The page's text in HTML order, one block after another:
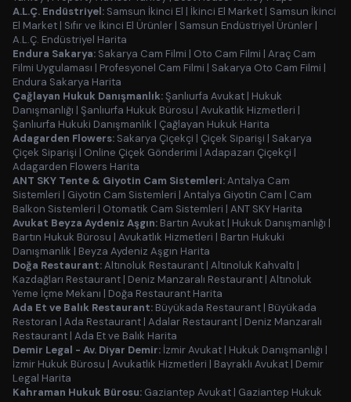
A.L.Ç. Endüstriyel: Samsun İkinci El | İkinci El Market | Samsun İkinci
El Market | Sıfır ve İkinci El Ürünler | Samsun Endüstriyel Ürünler |
A.L.Ç. Endüstriyel Harita
Endura Sakarya: Sakarya Cam Filmi | Oto Cam Filmi | Araç Cam
Filmi Uygulaması | Profesyonel Cam Filmi | Sakarya Oto Cam Filmi |
Endura Sakarya Harita
Çağlayan Hukuk Danışmanlık:Şanlıurfa Avukat | Hukuk
Danışmanlığı | Şanlıurfa Hukuk Bürosu | Avukatlık Hizmetleri |
Şanlıurfa Hukuki Danışmanlık | Çağlayan Hukuk Harita
Adagarden Flowers: Sakarya Çiçekçi | Çiçek Siparişi | Sakarya
Çiçek Siparişi | Online Çiçek Gönderimi | Adapazarı Çiçekçi |
Adagarden Flowers Harita
ANT SKY Tente & Giyotin Cam Sistemleri:Antalya Cam
Sistemleri | Giyotin Cam Sistemleri | Antalya Giyotin Cam | Cam
Balkon Sistemleri | Otomatik Cam Sistemleri | ANT SKY Harita
Avukat Beyza Aydeniz Aşgın: Bartın Avukat | Hukuk Danışmanlığı |
Bartın Hukuk Bürosu | Avukatlık Hizmetleri | Bartın Hukuki
Danışmanlık | Beyza Aydeniz Aşgın Harita
Doğa Restaurant:Altınoluk Restaurant | Altınoluk Kahvaltı |
Kazdağları Restaurant | Deniz Manzaralı Restaurant | Altınoluk
Yeme İçme Mekanı | Doğa Restaurant Harita
Ada Et ve Balık Restaurant: Büyükada Restaurant | Büyükada
Restoran | Ada Restaurant | Adalar Restaurant | Deniz Manzaralı
Restaurant | Ada Et ve Balık Harita
Demir Legal - Av. Diyar Demir: İzmir Avukat | Hukuk Danışmanlığı |
İzmir Hukuk Bürosu | Avukatlık Hizmetleri | Bayraklı Avukat | Demir
Legal Harita
Kahraman Hukuk Bürosu: Gaziantep Avukat | Gaziantep Hukuk